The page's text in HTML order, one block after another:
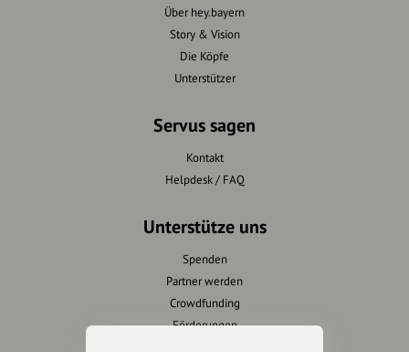
Über hey.bayern
Story & Vision
Die Köpfe
Unterstützer
Servus sagen
Kontakt
Helpdesk / FAQ
Unterstütze uns
Spenden
Partner werden
Crowdfunding
Förderungen